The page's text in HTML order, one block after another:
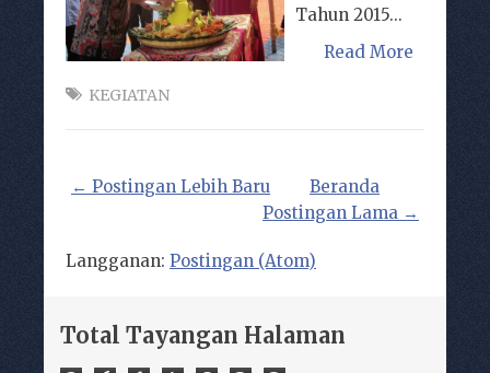
Tahun 2015...
Read More
KEGIATAN
← Postingan Lebih Baru
Postingan Lama →
Beranda
Langganan: Postingan (Atom)
Total Tayangan Halaman